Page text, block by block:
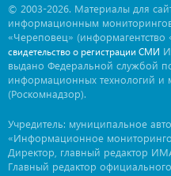
© 2003-2026. Материалы для
информационным
«Череповец»
свидетельство о регистрации СМИ
выдано Федеральной службой
информационных технологий и
(Роскомнадзор).
Учредитель: муниципальное
«Информационное
Директор, главный редактор
Главный редактор